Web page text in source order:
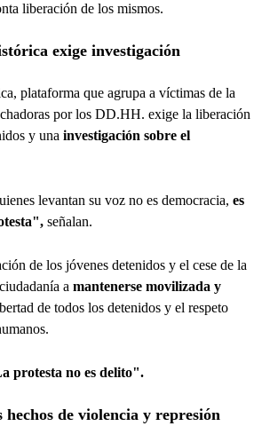
liberación de los mismos.
exige investigación
plataforma que agrupa a víctimas de la
por los DD.HH. exige la liberación
y una investigación sobre el
levantan su voz no es democracia, es
señalan.
de los jóvenes detenidos y el cese de la
a mantenerse movilizada y
de todos los detenidos y el respeto
protesta no es delito".
de violencia y represión